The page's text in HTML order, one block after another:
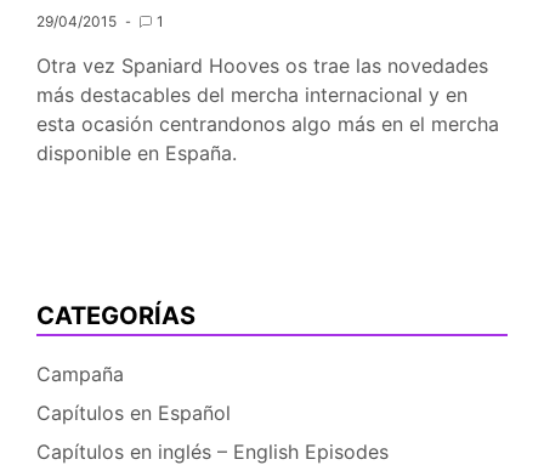
29/04/2015 1
Otra vez Spaniard Hooves os trae las novedades
más destacables del mercha internacional y en
esta ocasión centrandonos algo más en el mercha
disponible en España.
CATEGORÍAS
Campaña
Capítulos en Español
Capítulos en inglés – English Episodes